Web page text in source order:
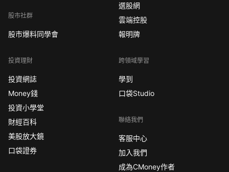
股市社群
股市爆料同學會
投資理財
投資網誌
Money錢
投資小學堂
財經百科
美股放大鏡
口袋證券
選股網
雲端控股
報明牌
跨領域學習
學到
口袋Studio
聯絡我們
客服中心
加入我們
成為CMoney作者